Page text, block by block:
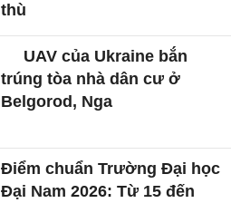
thù
UAV của Ukraine bắn
trúng tòa nhà dân cư ở
Belgorod, Nga
Điểm chuẩn Trường Đại học
Đại Nam 2026: Từ 15 đến